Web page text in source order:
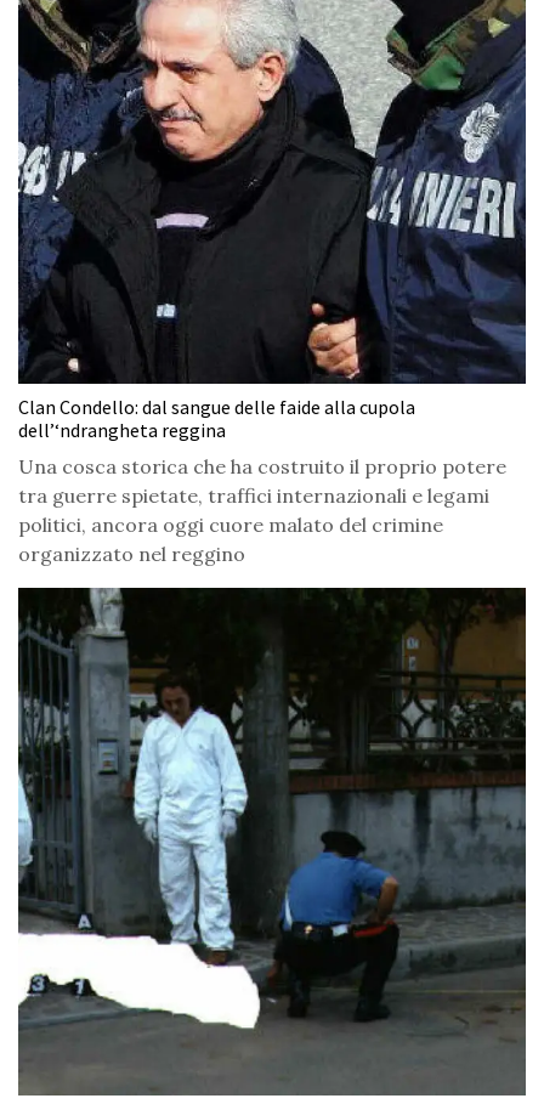
Clan Condello: dal sangue delle faide alla cupola
dell’‘ndrangheta reggina
Una cosca storica che ha costruito il proprio potere
tra guerre spietate, traffici internazionali e legami
politici, ancora oggi cuore malato del crimine
organizzato nel reggino